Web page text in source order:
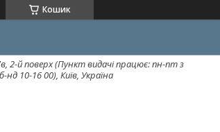
Кошик
2-й поверх (Пункт видачі працює: пн-пт з
нд 10-16 00), Київ, Україна